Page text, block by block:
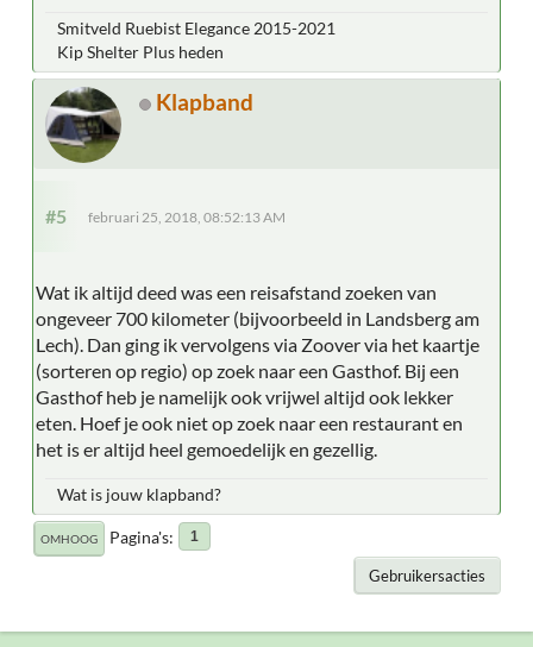
Smitveld Ruebist Elegance 2015-2021
Kip Shelter Plus heden
Klapband
#5 februari 25, 2018, 08:52:13 AM
Wat ik altijd deed was een reisafstand zoeken van
ongeveer 700 kilometer (bijvoorbeeld in Landsberg am
Lech). Dan ging ik vervolgens via Zoover via het kaartje
(sorteren op regio) op zoek naar een Gasthof. Bij een
Gasthof heb je namelijk ook vrijwel altijd ook lekker
eten. Hoef je ook niet op zoek naar een restaurant en
het is er altijd heel gemoedelijk en gezellig.
Wat is jouw klapband?
OMHOOG Pagina's 1
Gebruikersacties